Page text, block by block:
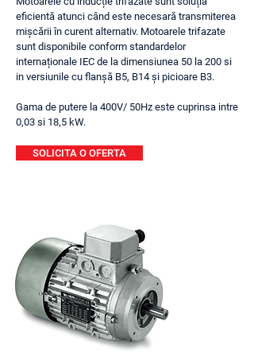
eficientă atunci când este necesară transmiterea
mișcării în curent alternativ. Motoarele trifazate
sunt disponibile conform standardelor
internaționale IEC de la dimensiunea 50 la 200 si
in versiunile cu flanșă B5, B14 și picioare B3.
Gama de putere la 400V/ 50Hz este cuprinsa intre
0,03 si 18,5 kW.
SOLICITA O OFERTA